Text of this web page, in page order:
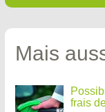
Mais
frais